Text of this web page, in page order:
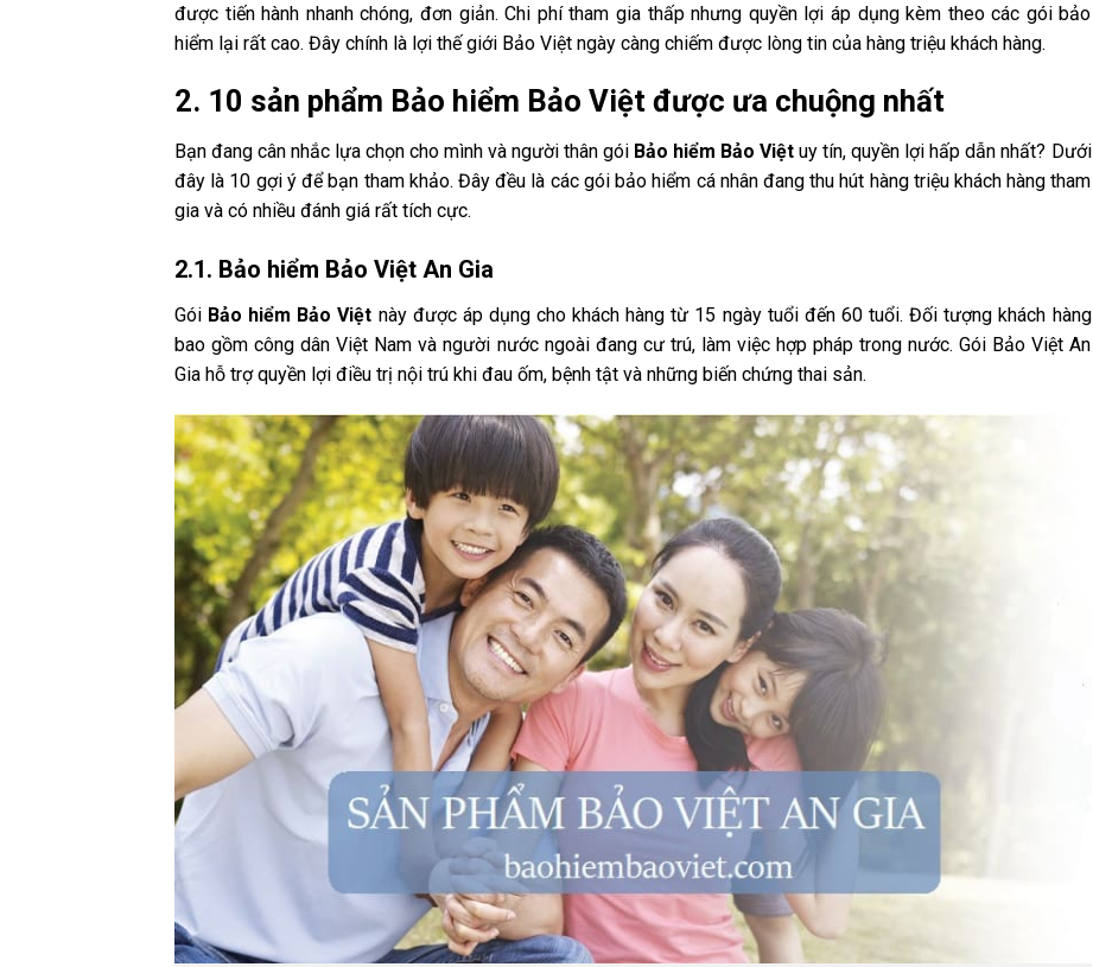
được tiến hành nhanh chóng, đơn giản. Chi phí tham gia thấp nhưng quyền lợi áp dụng kèm theo các gói bảo
hiểm lại rất cao. Đây chính là lợi thế giới Bảo Việt ngày càng chiếm được lòng tin của hàng triệu khách hàng.
2. 10 sản phẩm Bảo hiểm Bảo Việt được ưa chuộng nhất
Bạn đang cân nhắc lựa chọn cho mình và người thân gói Bảo hiểm Bảo Việt uy tín, quyền lợi hấp dẫn nhất? Dưới
đây là 10 gợi ý để bạn tham khảo. Đây đều là các gói bảo hiểm cá nhân đang thu hút hàng triệu khách hàng tham
gia và có nhiều đánh giá rất tích cực.
2.1. Bảo hiểm Bảo Việt An Gia
Gói Bảo hiểm Bảo Việt này được áp dụng cho khách hàng từ 15 ngày tuổi đến 60 tuổi. Đối tượng khách hàng
bao gồm công dân Việt Nam và người nước ngoài đang cư trú, làm việc hợp pháp trong nước. Gói Bảo Việt An
Gia hỗ trợ quyền lợi điều trị nội trú khi đau ốm, bệnh tật và những biến chứng thai sản.